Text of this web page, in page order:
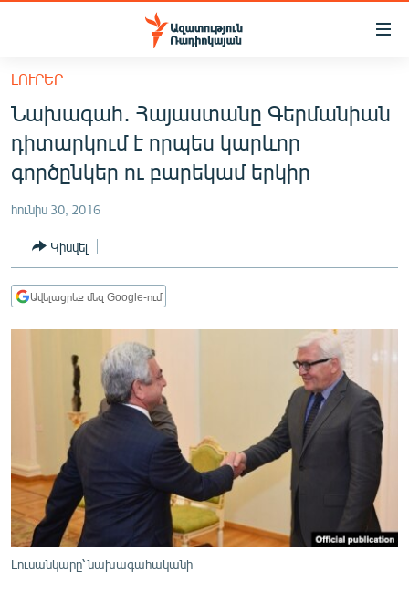
Մատչելիության
հիմնական
բովանդակությանը
Անցնել
հիմնական
մենյուին
ՀԱՅԱՍՏԱՆ
ՔԱՂԱՔԱԿԱՆ
ՀԱՍԱՐԱԿՈՒԹՅՈՒՆ
ՏՆՏԵՍՈՒԹՅՈՒՆ
ՂԱՐԱԲԱՂ
ՊԱՏԵՐԱԶՄԻ 6 ՇԱԲԱԹՆԵՐԸ
ՏԱՐԱԾԱՇՐՋԱՆ
ՄԻՋԱԶԳԱՅԻՆ
ՄՇԱԿՈՒՅԹ
ՍՊՈՐՏ
ՄԵԿՆԱԲԱՆՈՒԹՅՈՒՆ
ՏՏ ԵՒ ԻՆՏԵՐՆԵՏ
ԼՈՒՐԵՐ
Նախագահ․ Հայաստանը Գերմանիան
դիտարկում է որպես կարևոր
գործընկեր ու բարեկամ երկիր
հունիս 30, 2016
Կիսվել
Ավելացրեք մեզ Google-ում
Լուսանկարը՝ նախագահականի